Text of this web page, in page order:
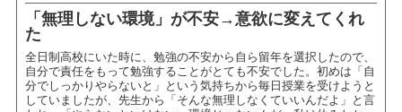
「無理しない環境」が不安→意欲に変えてくれ
た
全日制高校にいた時に、勉強の不安から自ら留年を選択したので、
自分で責任をもって勉強することがとても不安でした。初めは「自
分でしっかりやらないと」という気持ちから毎日授業を受けようと
していましたが、先生から「そんな無理しなくていいんだよ」と言